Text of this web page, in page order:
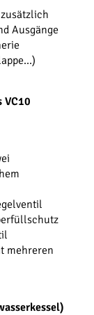
Ausgänge
VC10
mehreren